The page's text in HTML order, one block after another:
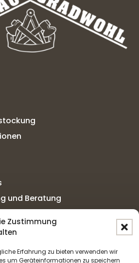
Zustimmung
Erfahrung zu bieten verwenden wir
um Geräteinformationen zu speichern
und Beratung